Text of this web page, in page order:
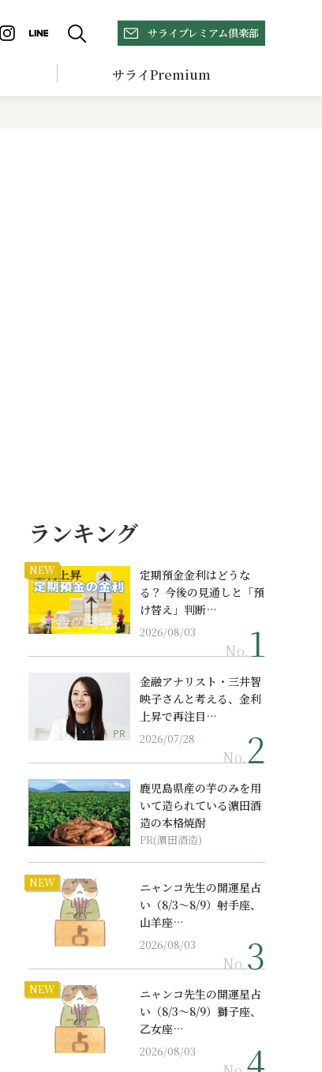
サライプレミアム倶楽部
サライPremium
ランキング
NEW
定期預金金利はどうな
る？ 今後の見通しと「預
け替え」判断…
2026/08/03
No.
PR
金融アナリスト・三井智
映子さんと考える、金利
上昇で再注目…
2026/07/28
No.
鹿児島県産の芋のみを用
いて造られている濵田酒
造の本格焼酎
PR(濵田酒造)
NEW
ニャンコ先生の開運星占
い（8/3～8/9）射手座、
山羊座…
2026/08/03
No.
NEW
ニャンコ先生の開運星占
い（8/3～8/9）獅子座、
乙女座…
2026/08/03